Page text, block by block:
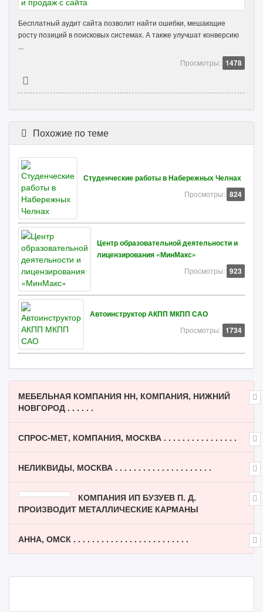
Бесплатный аудит сайта позволит найти ошибки, мешающие
росту позиций в поисковых системах. А также улучшат конверсию
...
Просмотры: 1478
Похожие по теме
Студенческие работы в Набережных Челнах
Просмотры: 824
Центр образовательной деятельности и
лицензирования «МинМакс»
Просмотры: 923
Автоинструктор АКПП МКПП САО
Просмотры: 1734
МЕБЕЛЬНАЯ КОМПАНИЯ НН, КОМПАНИЯ, НИЖНИЙ
НОВГОРОД . . . . . .
СПРОС-МЕТ, КОМПАНИЯ, МОСКВА . . . . . . . . . . . . . . . .
НЕЛИКВИДЫ, МОСКВА . . . . . . . . . . . . . . . . . . . . .
КОМПАНИЯ ИП БУЗУЕВ П. Д.
ПРОИЗВОДИТ МЕТАЛЛИЧЕСКИЕ КАРМАНЫ
АННА, ОМСК . . . . . . . . . . . . . . . . . . . . . . . . .